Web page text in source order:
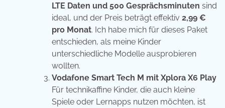
LTE Daten und 500 Gesprächsminuten sind
ideal, und der Preis beträgt effektiv 2,99 €
pro Monat. Ich habe mich für dieses Paket
entschieden, als meine Kinder
unterschiedliche Modelle ausprobieren
wollten.
Vodafone Smart Tech M mit Xplora X6 Play
Für technikaffine Kinder, die auch kleine
Spiele oder Lernapps nutzen möchten, ist